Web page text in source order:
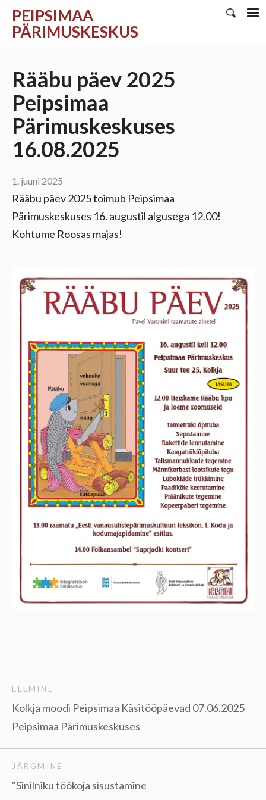
PEIPSIMAA
PÄRIMUSKESKUS
Rääbu päev 2025
Peipsimaa
Pärimuskeskuses
16.08.2025
1. juuni 2025
Rääbu päev 2025 toimub Peipsimaa
Pärimuskeskuses 16. augustil algusega 12.00!
Kohtume Roosas majas!
EELMINE
Kolkja moodi Peipsimaa Käsitööpäevad 07.06.2025
Peipsimaa Pärimuskeskuses
JÄRGMINE
"Sinilniku töökoja sisustamine